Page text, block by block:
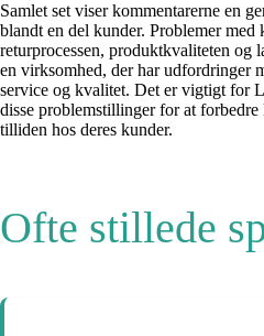
Samlet set viser kommentarerne en
blandt en del kunder. Problemer med
returprocessen, produktkvaliteten og
en virksomhed, der har udfordringer
service og kvalitet. Det er vigtigt for
disse problemstillinger for at
tilliden hos deres kunder.
Ofte stillede